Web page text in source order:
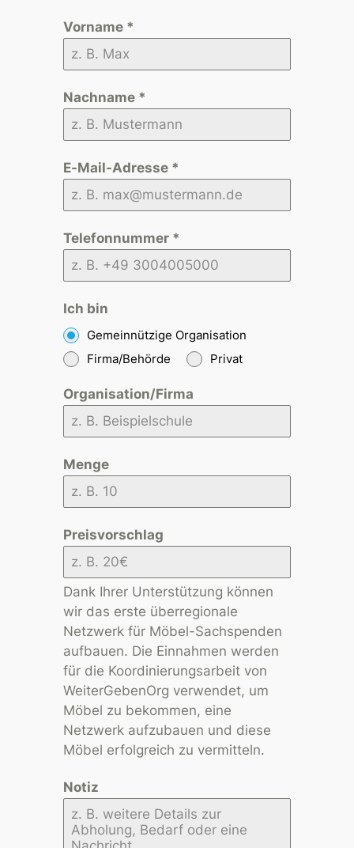
Vorname *
Nachname *
E-Mail-Adresse *
Telefonnummer *
Ich bin
Gemeinnützige Organisation
Firma/Behörde
Privat
Organisation/Firma
Menge
Preisvorschlag
Dank Ihrer Unterstützung können
wir das erste überregionale
Netzwerk für Möbel-Sachspenden
aufbauen. Die Einnahmen werden
für die Koordinierungsarbeit von
WeiterGebenOrg verwendet, um
Möbel zu bekommen, eine
Netzwerk aufzubauen und diese
Möbel erfolgreich zu vermitteln.
Notiz